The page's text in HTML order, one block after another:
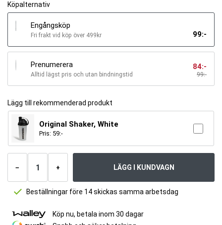
Köpalternativ
Engångsköp
Fri frakt vid köp över 499kr 99:-
Prenumerera
Alltid lägst pris och utan bindningstid 99:-
84:-
Lägg till rekommenderad produkt
Original Shaker, White
Pris: 59:-
−
Antal
+ LÄGG I KUNDVAGN
Beställningar före 14 skickas samma arbetsdag
Köp nu, betala inom 30 dagar